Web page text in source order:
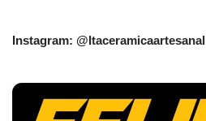
Instagram: @Itaceramicaartesanal